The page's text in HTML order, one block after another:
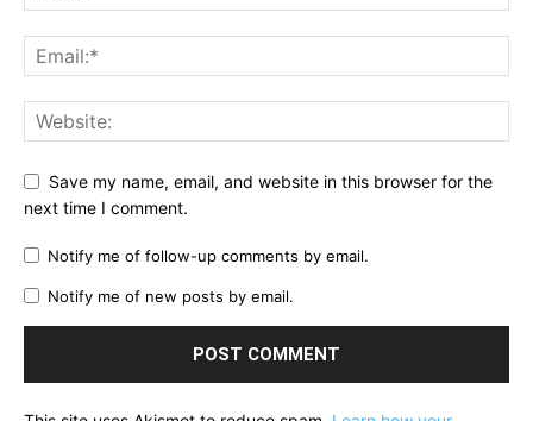
Save my name, email, and website in this browser for the
next time I comment.
Notify me of follow-up comments by email.
Notify me of new posts by email.